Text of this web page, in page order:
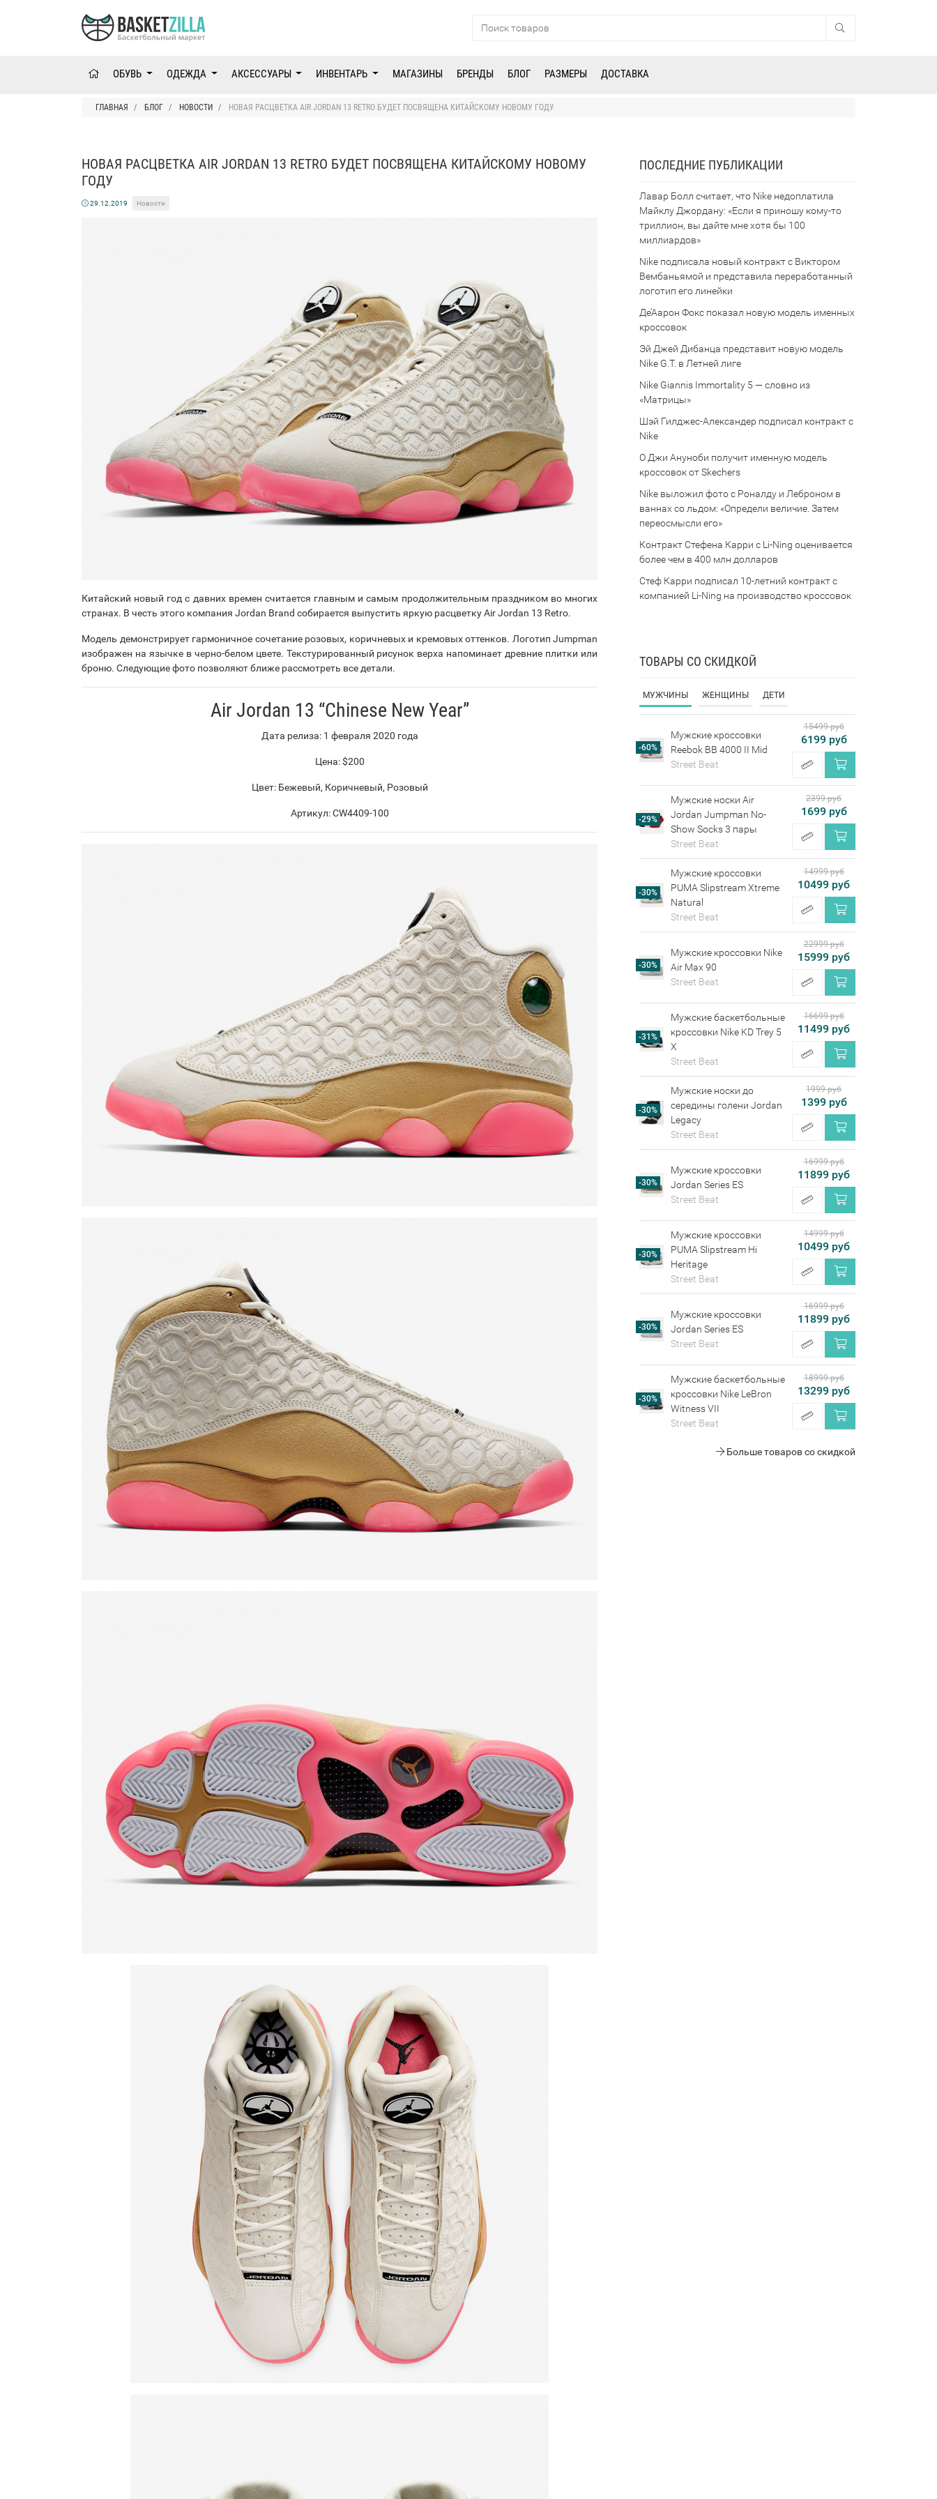
ОБУВЬ ОДЕЖДА АКСЕССУАРЫ ИНВЕНТАРЬ МАГАЗИНЫ БРЕНДЫ БЛОГ РАЗМЕРЫ ДОСТАВКА
ГЛАВНАЯ БЛОГ НОВОСТИ НОВАЯ РАСЦВЕТКА AIR JORDAN 13 RETRO БУДЕТ ПОСВЯЩЕНА КИТАЙСКОМУ НОВОМУ ГОДУ
НОВАЯ РАСЦВЕТКА AIR JORDAN 13 RETRO БУДЕТ ПОСВЯЩЕНА КИТАЙСКОМУ НОВОМУ
ГОДУ
29.12.2019 Новости
Китайский новый год с давних времен считается главным и самым продолжительным праздником во многих
странах. В честь этого компания Jordan Brand собирается выпустить яркую расцветку Air Jordan 13 Retro.
Модель демонстрирует гармоничное сочетание розовых, коричневых и кремовых оттенков. Логотип Jumpman
изображен на язычке в черно-белом цвете. Текстурированный рисунок верха напоминает древние плитки или
броню. Следующие фото позволяют ближе рассмотреть все детали.
Air Jordan 13 “Chinese New Year”
Дата релиза: 1 февраля 2020 года
Цена: $200
Цвет: Бежевый, Коричневый, Розовый
Артикул: CW4409-100
ПОСЛЕДНИЕ ПУБЛИКАЦИИ
Лавар Болл считает, что Nike недоплатила
Майклу Джордану: «Если я приношу кому-то
триллион, вы дайте мне хотя бы 100
миллиардов»
Nike подписала новый контракт с Виктором
Вембаньямой и представила переработанный
логотип его линейки
Де’Аарон Фокс показал новую модель именных
кроссовок
Эй Джей Дибанца представит новую модель
Nike G.T. в Летней лиге
Nike Giannis Immortality 5 — словно из
«Матрицы»
Шэй Гилджес-Александер подписал контракт с
Nike
О Джи Ануноби получит именную модель
кроссовок от Skechers
Nike выложил фото с Роналду и Леброном в
ваннах со льдом: «Определи величие. Затем
переосмысли его»
Контракт Стефена Карри с Li-Ning оценивается
более чем в 400 млн долларов
Стеф Карри подписал 10-летний контракт с
компанией Li-Ning на производство кроссовок
ТОВАРЫ СО СКИДКОЙ
МУЖЧИНЫ ЖЕНЩИНЫ ДЕТИ
-60%
Мужские кроссовки
Reebok BB 4000 II Mid
Street Beat
15499 руб
6199 руб
-29%
Мужские носки Air
Jordan Jumpman No-
Show Socks 3 пары
Street Beat
2399 руб
1699 руб
-30%
Мужские кроссовки
PUMA Slipstream Xtreme
Natural
Street Beat
14999 руб
10499 руб
-30%
Мужские кроссовки Nike
Air Max 90
Street Beat
22999 руб
15999 руб
-31%
Мужские баскетбольные
кроссовки Nike KD Trey 5
X
Street Beat
16699 руб
11499 руб
-30%
Мужские носки до
середины голени Jordan
Legacy
Street Beat
1999 руб
1399 руб
-30%
Мужские кроссовки
Jordan Series ES
Street Beat
16999 руб
11899 руб
-30%
Мужские кроссовки
PUMA Slipstream Hi
Heritage
Street Beat
14999 руб
10499 руб
-30%
Мужские кроссовки
Jordan Series ES
Street Beat
16999 руб
11899 руб
-30%
Мужские баскетбольные
кроссовки Nike LeBron
Witness VII
Street Beat
18999 руб
13299 руб
Больше товаров со скидкой